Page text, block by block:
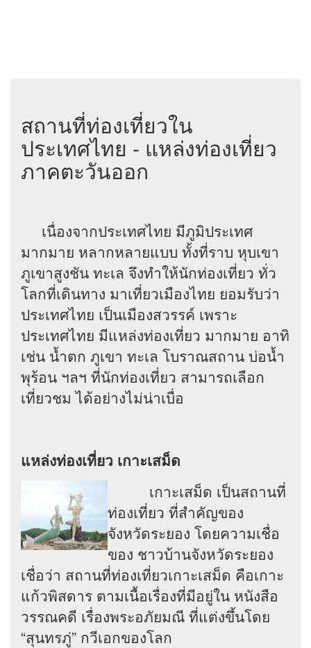
สถานที่ท่องเที่ยวใน
ประเทศไทย - แหล่งท่องเที่ยว
ภาคตะวันออก
เนื่องจากประเทศไทย มีภูมิประเทศ
มากมาย หลากหลายแบบ ทั้งที่ราบ หุบเขา
ภูเขาสูงชัน ทะเล จึงทำให้นักท่องเที่ยว ทั่ว
โลกที่เดินทาง มาเที่ยวเมืองไทย ยอมรับว่า
ประเทศไทย เป็นเมืองสวรรค์ เพราะ
ประเทศไทย มีแหล่งท่องเที่ยว มากมาย อาทิ
เช่น น้ำตก ภูเขา ทะเล โบราณสถาน บ่อน้ำ
พุร้อน ฯลฯ ที่นักท่องเที่ยว สามารถเลือก
เที่ยวชม ได้อย่างไม่น่าเบื่อ
แหล่งท่องเที่ยว เกาะเสม็ด
เกาะเสม็ด เป็นสถานที่
ท่องเที่ยว ที่สำคัญของ
จังหวัดระยอง โดยความเชื่อ
ของ ชาวบ้านจังหวัดระยอง
เชื่อว่า สถานที่ท่องเที่ยวเกาะเสม็ด คือเกาะ
แก้วพิสดาร ตามเนื้อเรื่องที่มีอยู่ใน หนังสือ
วรรณคดี เรื่องพระอภัยมณี ที่แต่งขึ้นโดย
“สุนทรภู่” กวีเอกของโลก